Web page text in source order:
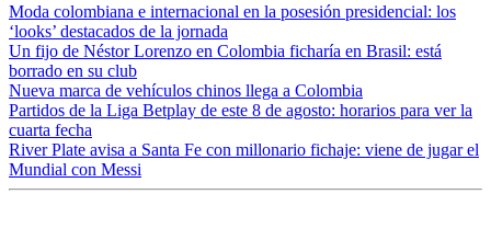
Moda colombiana e internacional en la posesión presidencial: los
‘looks’ destacados de la jornada
Un fijo de Néstor Lorenzo en Colombia ficharía en Brasil: está
borrado en su club
Nueva marca de vehículos chinos llega a Colombia
Partidos de la Liga Betplay de este 8 de agosto: horarios para ver la
cuarta fecha
River Plate avisa a Santa Fe con millonario fichaje: viene de jugar el
Mundial con Messi